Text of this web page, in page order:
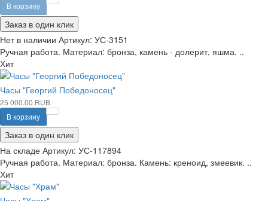
В корзину
Заказ в один клик
Нет в наличии Артикул: УС-3151
Ручная работа. Материал: бронза, камень - долерит, яшма. ..
Хит
Часы "Георгий Победоносец"
25 000.00 RUB
В корзину
Заказ в один клик
На складе Артикул: УС-117894
Ручная работа. Материал: бронза. Камень: креноид, змеевик. ..
Хит